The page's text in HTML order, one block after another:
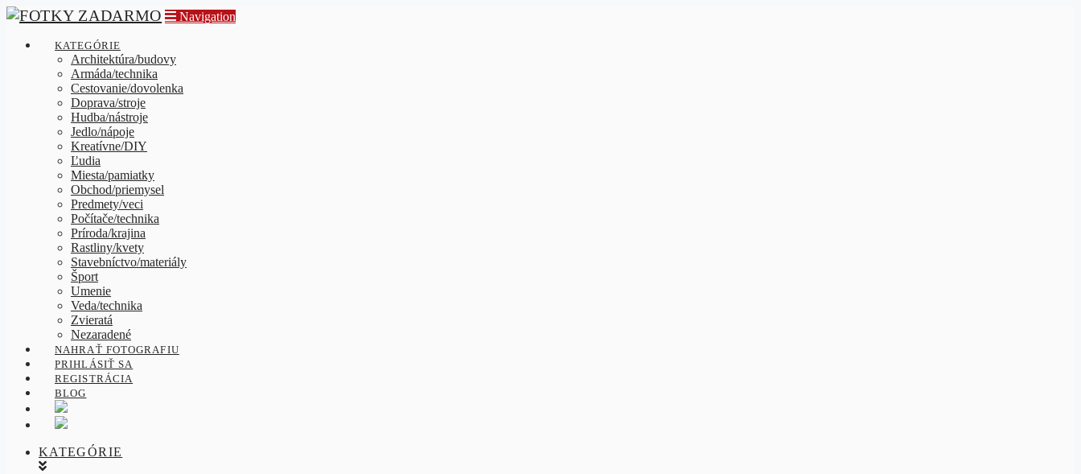
Navigation
KATEGÓRIE
Architektúra/budovy
Armáda/technika
Cestovanie/dovolenka
Doprava/stroje
Hudba/nástroje
Jedlo/nápoje
Kreatívne/DIY
Ľudia
Miesta/pamiatky
Obchod/priemysel
Predmety/veci
Počítače/technika
Príroda/krajina
Rastliny/kvety
Stavebníctvo/materiály
Šport
Umenie
Veda/technika
Zvieratá
Nezaradené
NAHRAŤ FOTOGRAFIU
PRIHLÁSIŤ SA
REGISTRÁCIA
BLOG
KATEGÓRIE